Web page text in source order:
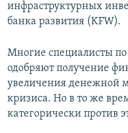
инфраструктурных
банка развития (KFW).
Многие специалисты
одобряют получение
увеличения денежной
кризиса. Но в то же
категорически против